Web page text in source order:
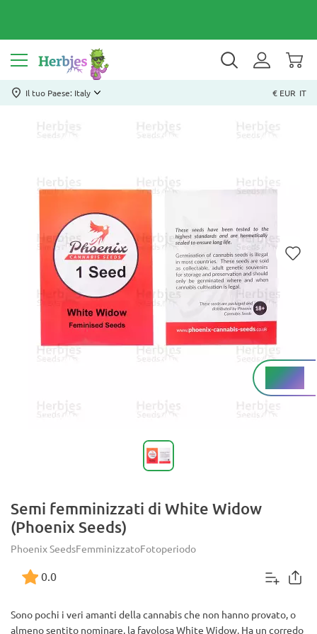
Il tuo Paese: Italy € EUR IT
Alto%
THC
Semi femminizzati di White Widow
(Phoenix Seeds)
Phoenix SeedsFemminizzatoFotoperiodo
0.0
Sono pochi i veri amanti della cannabis che non hanno provato, o
almeno sentito nominare, la favolosa White Widow. Ha un corredo